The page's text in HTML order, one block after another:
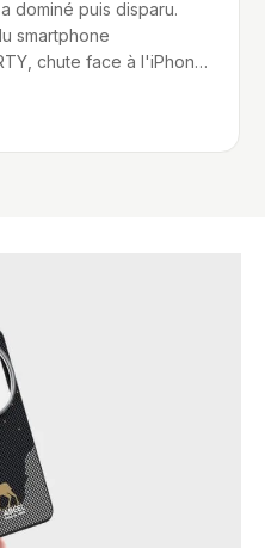
dominé puis disparu.
smartphone
chute face à l'iPhone,